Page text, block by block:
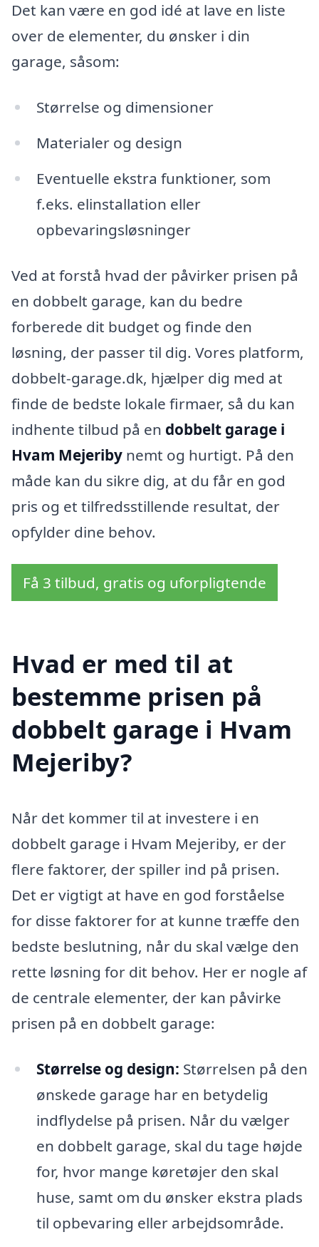
Det kan være en god idé at lave en liste
over de elementer, du ønsker i din
garage, såsom:
Størrelse og dimensioner
Materialer og design
Eventuelle ekstra funktioner, som
f.eks. elinstallation eller
opbevaringsløsninger
Ved at forstå hvad der påvirker prisen på
en dobbelt garage, kan du bedre
forberede dit budget og finde den
løsning, der passer til dig. Vores platform,
dobbelt-garage.dk, hjælper dig med at
finde de bedste lokale firmaer, så du kan
indhente tilbud på en dobbelt garage i
Hvam Mejeriby nemt og hurtigt. På den
måde kan du sikre dig, at du får en god
pris og et tilfredsstillende resultat, der
opfylder dine behov.
Få 3 tilbud, gratis og uforpligtende
Hvad er med til at
bestemme prisen på
dobbelt garage i Hvam
Mejeriby?
Når det kommer til at investere i en
dobbelt garage i Hvam Mejeriby, er der
flere faktorer, der spiller ind på prisen.
Det er vigtigt at have en god forståelse
for disse faktorer for at kunne træffe den
bedste beslutning, når du skal vælge den
rette løsning for dit behov. Her er nogle af
de centrale elementer, der kan påvirke
prisen på en dobbelt garage:
Størrelse og design: Størrelsen på den
ønskede garage har en betydelig
indflydelse på prisen. Når du vælger
en dobbelt garage, skal du tage højde
for, hvor mange køretøjer den skal
huse, samt om du ønsker ekstra plads
til opbevaring eller arbejdsområde.